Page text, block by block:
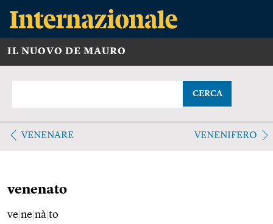
IL NUOVO DE MAURO
CERCA
VENENARE VENENIFERO
venenato
ve ne nà to